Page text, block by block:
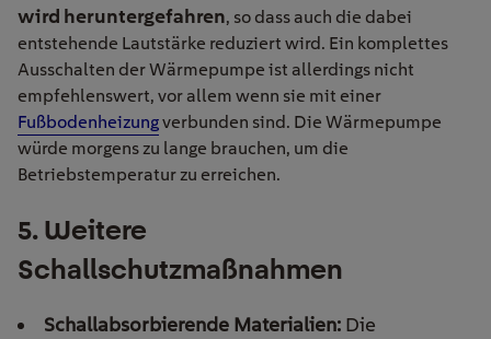
wird heruntergefahren, so dass auch die dabei
entstehende Lautstärke reduziert wird. Ein komplettes
Ausschalten der Wärmepumpe ist allerdings nicht
empfehlenswert, vor allem wenn sie mit einer
Fußbodenheizungverbunden sind. Die Wärmepumpe
würde morgens zu lange brauchen, um die
Betriebstemperatur zu erreichen.
5. Weitere
Schallschutzmaßnahmen
Schallabsorbierende Materialien: Die